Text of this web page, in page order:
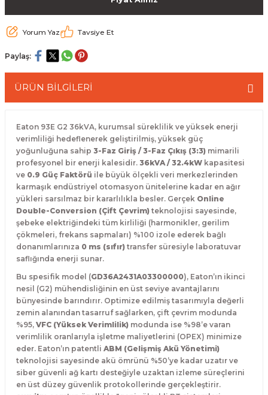
Paketleri
Yorum Yaz Tavsiye Et
Paylaş:
ÜRÜN BİLGİLERİ
Eaton 93E G2 36kVA, kurumsal süreklilik ve yüksek enerji
verimliliği hedeflenerek geliştirilmiş, yüksek güç
yoğunluğuna sahip 3-Faz Giriş / 3-Faz Çıkış (3:3) mimarili
profesyonel bir enerji kalesidir. 36kVA / 32.4kW kapasitesi
ve 0.9 Güç Faktörü ile büyük ölçekli veri merkezlerinden
karmaşık endüstriyel otomasyon ünitelerine kadar en ağır
yükleri sarsılmaz bir kararlılıkla besler. Gerçek Online
Double-Conversion (Çift Çevrim) teknolojisi sayesinde,
şebeke elektriğindeki tüm kirliliği (harmonikler, gerilim
çökmeleri, frekans sapmaları) %100 izole ederek bağlı
donanımlarınıza 0 ms (sıfır) transfer süresiyle laboratuvar
saflığında enerji sunar.
Bu spesifik model (GD36A2431A03300000), Eaton’ın ikinci
nesil (G2) mühendisliğinin en üst seviye avantajlarını
bünyesinde barındırır. Optimize edilmiş tasarımıyla değerli
zemin alanından tasarruf sağlarken, çift çevrim modunda
%95, VFC (Yüksek Verimlilik) modunda ise %98’e varan
verimlilik oranlarıyla işletme maliyetlerini (OPEX) minimize
eder. Eaton’ın patentli ABM (Gelişmiş Akü Yönetimi)
teknolojisi sayesinde akü ömrünü %50’ye kadar uzatır ve
siber güvenli ağ kartı desteğiyle uzaktan izleme süreçlerini
en üst düzey güvenlik protokollerinde gerçekleştirir.